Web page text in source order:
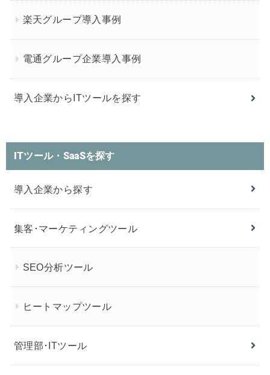
楽天グループ導入事例
電通グループ企業導入事例
導入企業からITツールを探す
ITツール・SaaSを探す
導入企業から探す
集客･マーケティングツール
SEO分析ツール
ヒートマップツール
管理部･ITツール